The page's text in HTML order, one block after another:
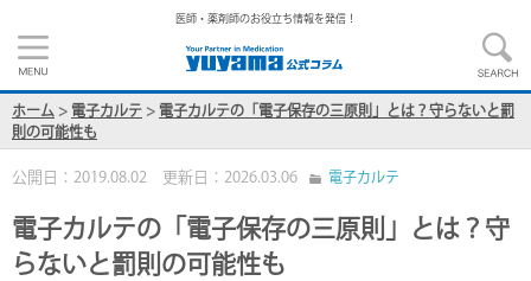
医師・薬剤師のお役立ち情報を発信！
ホーム > 電子カルテ > 電子カルテの「電子保存の三原則」とは？守らないと罰
則の可能性も
公開日：2019.08.02 更新日：2026.03.06 電子カルテ
電子カルテの「電子保存の三原則」とは？守
らないと罰則の可能性も